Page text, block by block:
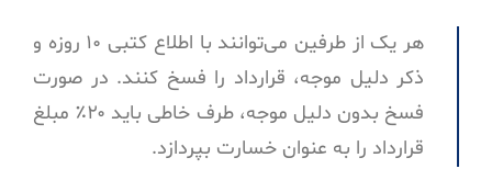
هر یک از طرفین می‌توانند با اطلاع کتبی ۱۰ روزه و
ذکر دلیل موجه، قرارداد را فسخ کنند. در صورت
فسخ بدون دلیل موجه، طرف خاطی باید ۲۰٪ مبلغ
قرارداد را به عنوان خسارت بپردازد.